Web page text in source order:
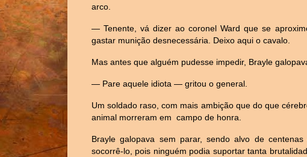
arco.
— Tenente, vá dizer ao coronel Ward que se
gastar munição desnecessária. Deixo aqui o cavalo.
Mas antes que alguém pudesse impedir, Brayle
— Pare aquele idiota — gritou o general.
Um soldado raso, com mais ambição que do que
animal morreram em campo de honra.
Brayle galopava sem parar, sendo alvo de
socorrê-lo, pois ninguém podia suportar tanta